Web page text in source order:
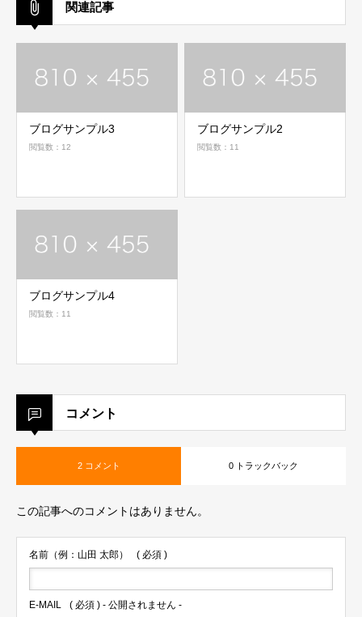
関連記事
ブログサンプル3
閲覧数：12
ブログサンプル2
閲覧数：11
ブログサンプル4
閲覧数：11
コメント
2 コメント 0 トラックバック
この記事へのコメントはありません。
名前（例：山田 太郎） ( 必須 )
E-MAIL ( 必須 ) - 公開されません -